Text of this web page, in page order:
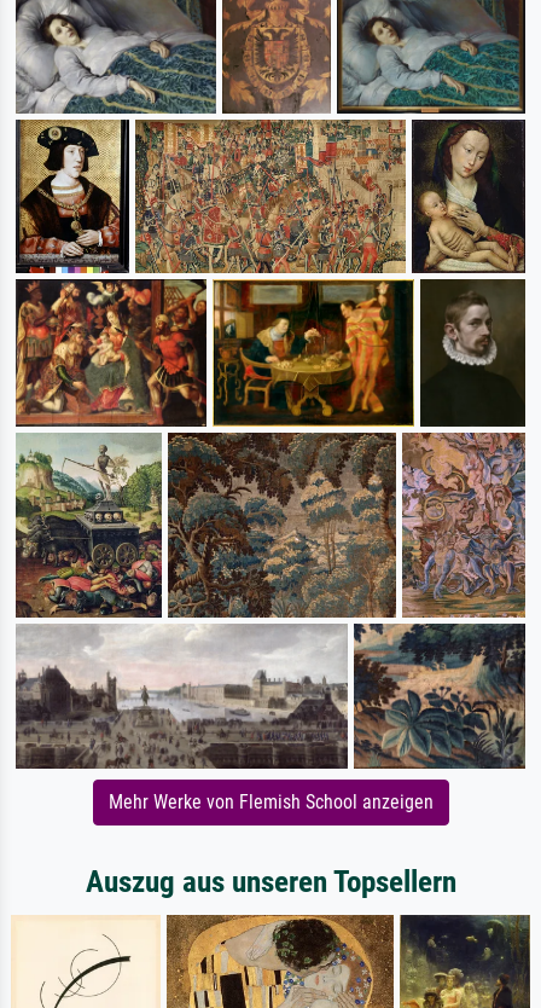
Mehr Werke von Flemish School anzeigen
Auszug aus unseren Topsellern